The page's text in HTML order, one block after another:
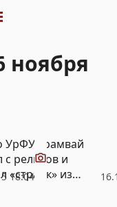
ноября
18:04
Видео
УрФУ трамвай
с рельсов и
«страйк» из